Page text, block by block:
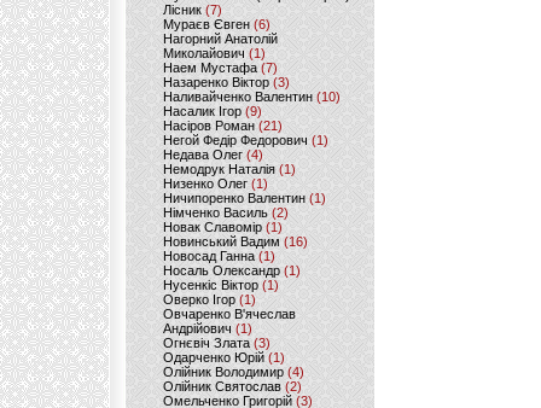
Лісник (7)
Мураєв Євген(6)
Нагорний Анатолій
Миколайович (1)
Наем Мустафа (7)
Назаренко Віктор (3)
Наливайченко Валентин (10)
Насалик Ігор(9)
Насіров Роман (21)
Негой Федір Федорович(1)
Недава Олег(4)
Немодрук Наталія(1)
Низенко Олег (1)
Ничипоренко Валентин (1)
Німченко Василь (2)
Новак Славомір (1)
Новинський Вадим (16)
Новосад Ганна (1)
Носаль Олександр (1)
Нусенкіс Віктор (1)
Оверко Ігор (1)
Овчаренко В'ячеслав
Андрійович(1)
Огнєвіч Злата (3)
Одарченко Юрій(1)
Олійник Володимир (4)
Олійник Святослав (2)
Омельченко Григорій (3)